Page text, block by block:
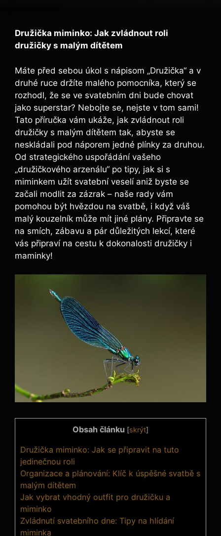
Družička miminko: ​Jak zvládnout roli
družičky s​ malým dítětem
Máte před‍ sebou úkol s ​nápisom⁣ „Družička“ ⁢a v
druhé​ ruce⁢ držíte malého​ pomocníka, který se
rozhodl, že se ve​ svatebním dni bude⁢ chovat
jako superstar?⁤ Nebojte se, nejste ⁣v tom ⁤sami!
Tato příručka ​vám ukáže,⁤ jak zvládnout roli
⁢družičky s malým dítětem tak, abyste se
neskládali pod náporem jedné plínky za druhou.
Od strategického‍ uspořádání vašeho
„družičkového arzenálu“ po tipy, jak si s
miminkem užít svatební veselí ​aniž⁤ byste se
začali modlit za zázrak – naše rady vám
pomohou být ⁣hvězdou na svatbě, ⁢i když ‌váš
malý kouzelník‍ může mít​ jiné ​plány. Připravte se
⁢na smích, zábavu ‍a pár důležitých​ lekcí,⁢ které
vás připraví‌ na cestu k ​dokonalosti družičky i⁢
maminky!
Obsah článku [skrýt]
Družička miminko:​ Jak se připravit‌ na tuto
jedinečnou roli
Organizace a​ plánování: ⁤Klíč k úspěšné svatbě s
malým dítětem
Jak vybrat ‌vhodný outfit⁣ pro družičku ‍a
⁢miminko
Zvládnutí​ svatebního ‌dne: Tipy na hlídání
miminka